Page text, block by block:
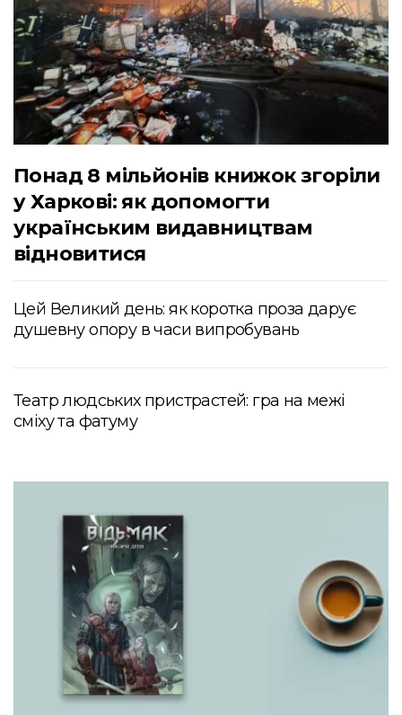
Понад 8 мільйонів книжок згоріли
у Харкові: як допомогти
українським видавництвам
відновитися
Цей Великий день: як коротка проза дарує
душевну опору в часи випробувань
Театр людських пристрастей: гра на межі
сміху та фатуму